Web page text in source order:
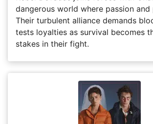
dangerous world where passion
Their turbulent alliance demands
tests loyalties as survival becomes
stakes in their fight.